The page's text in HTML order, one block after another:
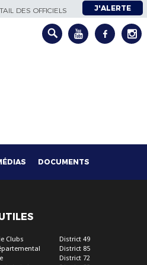
DES OFFICIELS J'ALERTE
DOCUMENTS
Clubs
District 49
District 85
District 72